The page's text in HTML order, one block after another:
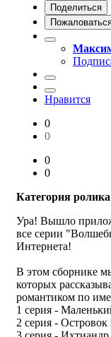
Поделиться
Нравится
0
0
0
0
Категория
Ура! Вышло
все серии
Интернета!
В этом сборнике
которых
романтиком по
1 серия -
2 серия -